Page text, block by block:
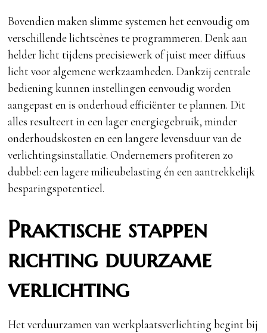
Bovendien maken slimme systemen het eenvoudig om
verschillende lichtscènes te programmeren. Denk aan
helder licht tijdens precisiewerk of juist meer diffuus
licht voor algemene werkzaamheden. Dankzij centrale
bediening kunnen instellingen eenvoudig worden
aangepast en is onderhoud efficiënter te plannen. Dit
alles resulteert in een lager energiegebruik, minder
onderhoudskosten en een langere levensduur van de
verlichtingsinstallatie. Ondernemers profiteren zo
dubbel: een lagere milieubelasting én een aantrekkelijk
besparingspotentieel.
Praktische stappen
richting duurzame
verlichting
Het verduurzamen van werkplaatsverlichting begint bij